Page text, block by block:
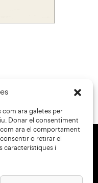
ara galetes per
Donar el consentiment
ara el comportament
o retirar el
característiques i